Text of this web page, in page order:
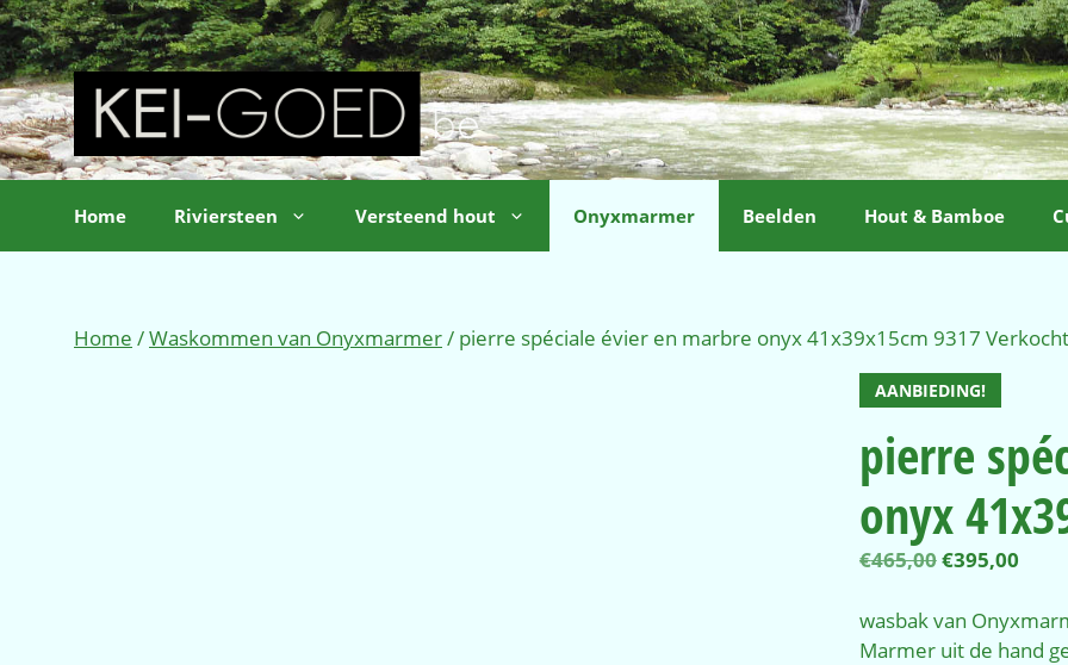
Ga
naar
de
inhoud
Home Riviersteen Versteend hout Onyxmarmer Beelden Hout & Bamboe
Home /Waskommen van Onyxmarmer/ pierre spéciale évier en marbre onyx 41x39x15cm 9317
AANBIEDING!
pierre
onyx
€465,00
was:
€465,00.
€395,00
is:
wasbak van
Marmer uit de hand